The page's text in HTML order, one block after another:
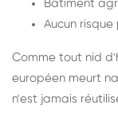
Bâtiment
Aucun
Comme tout nid
européen meurt
n'est jamais